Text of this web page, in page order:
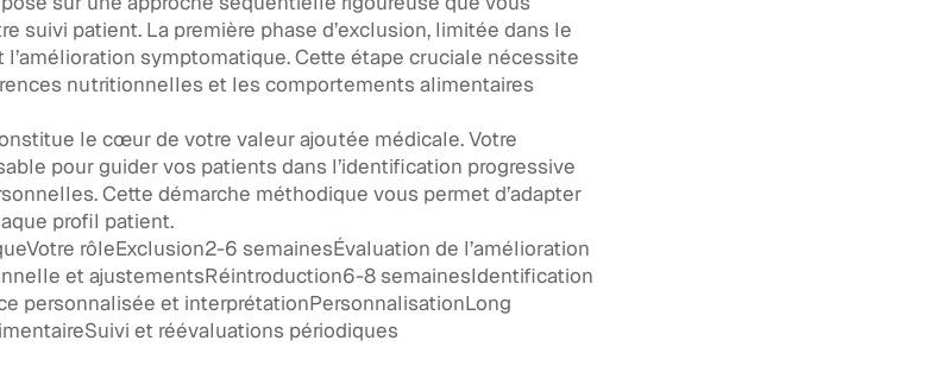
suivi patient. La première phase d’exclusion, limitée dans le
l’amélioration symptomatique. Cette étape cruciale nécessite
nutritionnelles et les comportements alimentaires
le cœur de votre valeur ajoutée médicale. Votre
pour guider vos patients dans l’identification progressive
Cette démarche méthodique vous permet d’adapter
profil patient.
rôleExclusion2-6 semainesÉvaluation de l’amélioration
et ajustementsRéintroduction6-8 semainesIdentification
personnalisée et interprétationPersonnalisationLong
et réévaluations périodiques